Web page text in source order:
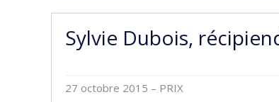
Sylvie Dubois,
27 octobre 2015 – PRIX